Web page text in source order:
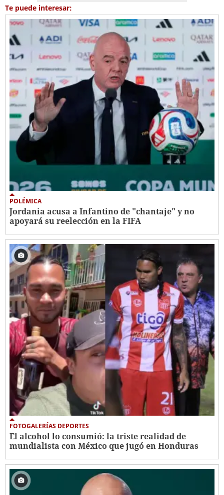
Te puede interesar:
POLÉMICA
Jordania acusa a Infantino de "chantaje" y no
apoyará su reelección en la FIFA
FOTOGALERÍAS DEPORTES
El alcohol lo consumió: la triste realidad de
mundialista con México que jugó en Honduras